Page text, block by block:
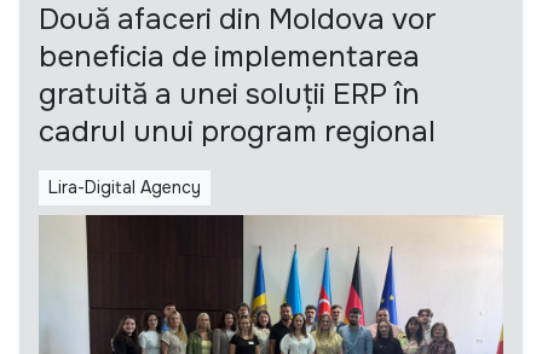
Două afaceri din Moldova vor
beneficia de implementarea
gratuită a unei soluții ERP în
cadrul unui program regional
Lira-Digital Agency